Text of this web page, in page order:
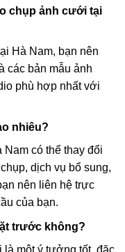
chụp ảnh cưới tại
Hà Nam, bạn nên
các bản mẫu ảnh
phù hợp nhất với
nhiêu?
có thể thay đổi
dịch vụ bổ sung,
nên liên hệ trực
của bạn.
trước không?
một ý tưởng tốt, đặc